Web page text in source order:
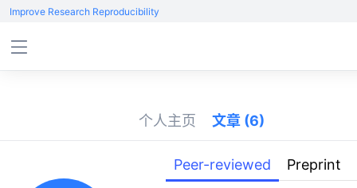
Improve Research Reproducibility
个人主页 文章 (6)
Peer-reviewed Preprint